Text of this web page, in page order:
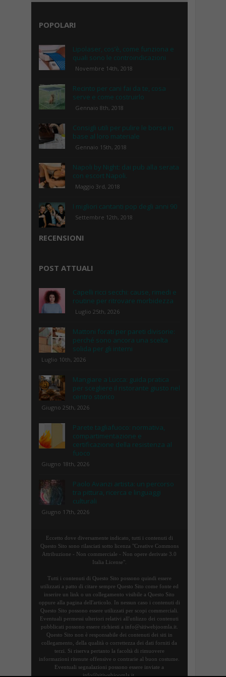
POPOLARI
Lipolaser, cos’è, come funziona e
quali sono le controindicazioni
Novembre 14th, 2018
Recinto per cani fai da te, cosa
serve e come costruirlo
Gennaio 8th, 2018
Consigli utili per pulire le borse in
base al loro materiale
Gennaio 15th, 2018
Napoli by Night: dai pub alla serata
con escort Napoli.
Maggio 3rd, 2018
I migliori cantanti pop degli anni 90
Settembre 12th, 2018
RECENSIONI
POST ATTUALI
Capelli ricci secchi: cause, rimedi e
routine per ritrovare morbidezza
Luglio 25th, 2026
Mattoni forati per pareti divisorie:
perché sono ancora una scelta
solida per gli interni
Luglio 10th, 2026
Mangiare a Lucca: guida pratica
per scegliere il ristorante giusto nel
centro storico
Giugno 25th, 2026
Parete tagliafuoco: normativa,
compartimentazione e
certificazione della resistenza al
fuoco
Giugno 18th, 2026
Paolo Avanzi artista: un percorso
tra pittura, ricerca e linguaggi
culturali
Giugno 17th, 2026
Eccetto dove diversamente indicato, tutti i contenuti di
Questo Sito sono rilasciati sotto licenza "Creative Commons
Attribuzione - Non commerciale - Non opere derivate 3.0
Italia License".
Tutti i contenuti di Questo Sito possono quindi essere
utilizzati a patto di citare sempre Questo Sito come fonte ed
inserire un link o un collegamento visibile a Questo Sito
oppure alla pagina dell'articolo. In nessun caso i contenuti di
Questo Sito possono essere utilizzati per scopi commerciali.
Eventuali permessi ulteriori relativi all'utilizzo dei contenuti
pubblicati possono essere richiesti a info@sitiwebjoomla.it.
Questo Sito non è responsabile dei contenuti dei siti in
collegamento, della qualità o correttezza dei dati forniti da
terzi. Si riserva pertanto la facoltà di rimuovere
informazioni ritenute offensive o contrarie al buon costume.
Eventuali segnalazioni possono essere inviate a
info@sitiwebjoomla.it.